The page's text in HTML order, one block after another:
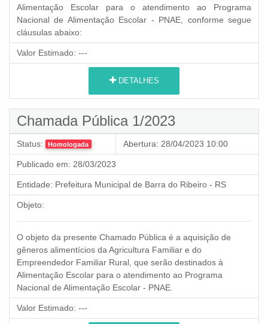
Alimentação Escolar para o atendimento ao Programa
Nacional de Alimentação Escolar - PNAE, conforme segue
cláusulas abaixo:
Valor Estimado: ---
DETALHES
Chamada Pública 1/2023
Status: Homologada Abertura: 28/04/2023 10:00
Publicado em: 28/03/2023
Entidade: Prefeitura Municipal de Barra do Ribeiro - RS
Objeto:
O objeto da presente Chamado Pública é a aquisição de
gêneros alimentícios da Agricultura Familiar e do
Empreendedor Familiar Rural, que serão destinados à
Alimentação Escolar para o atendimento ao Programa
Nacional de Alimentação Escolar - PNAE.
Valor Estimado: ---